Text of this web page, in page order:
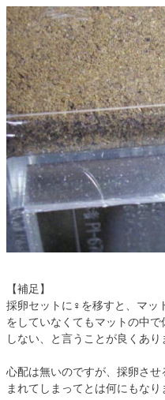
【補足】
採卵セットに♀を移すと、マッ
をしていなくてもマットの中
しない、と言うことが良くあり
心配は無いのですが、採卵さ
まれてしまってとは何にもなり